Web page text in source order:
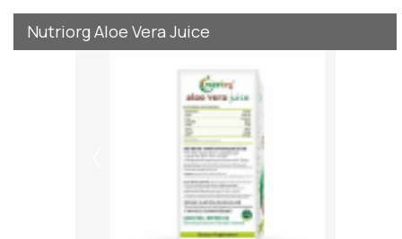
Nutriorg Aloe Vera Juice